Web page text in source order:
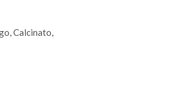
Calcinato,